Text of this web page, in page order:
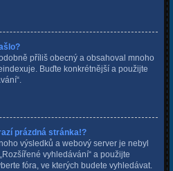
příliš obecný a obsahoval mnoho
Buďte konkrétnější a použijte
prázdná stránka!?
výsledků a webový server je nebyl
vyhledávání“ a použijte
fóra, ve kterých budete vyhledávat.